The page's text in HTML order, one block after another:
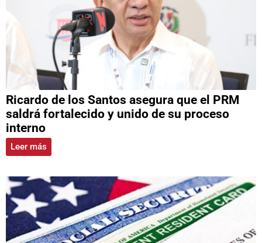
Ricardo de los Santos asegura que el PRM
saldrá fortalecido y unido de su proceso
interno
Leer más